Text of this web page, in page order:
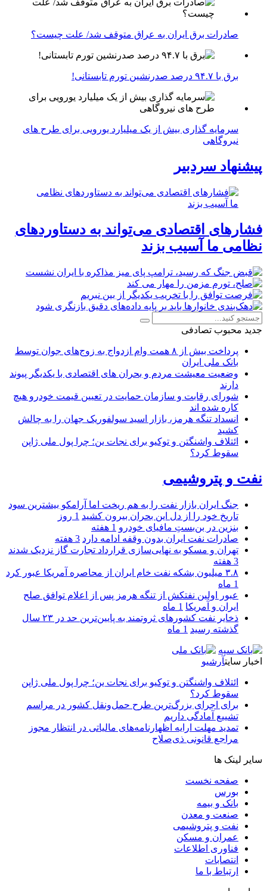
صادرات برق ایران به عراق متوقف شد/ علت چیست؟
برق با ۹۴.۷ درصد صدرنشین تورم تابستانی!
سرمایه گذاری بیش از یک میلیارد یورویی برای طرح های
نیروگاهی
پیشنهاد سردبیر
فشارهای اقتصادی می‌تواند به دستاوردهای
نظامی ما آسیب بزند
جدید محبوب تصادفی
پرداخت بیش از ۸ همت وام ازدواج به زوج‌های جوان توسط
بانک ملی ایران
وضعیت معیشت مردم و بحران های اقتصادی با یکدیگر پیوند
دارند
شورای رقابت و سازمان حمایت در تعیین قیمت خودرو هیچ
کاره شده اند
انسداد تنگه هرمز، بازار اسید سولفوریک جهان را به چالش
کشید
ائتلاف واشنگتن و توکیو برای نجات ین؛ چرا پول ملی ژاپن
سقوط کرد؟
نفت و پتروشیمی
جنگ ایران بازار نفت را به هم ریخت اما آرامکو بیشترین سود
تاریخ خود را از دل این بحران بیرون کشید 1 روز
بنزین در بن‌بستِ مافیای خودرو 1 هفته
صادرات نفت ایران بدون وقفه ادامه دارد 3 هفته
تهران و مسکو به نهایی‌سازی قرارداد تجارت گاز نزدیک شدند
3 هفته
۳.۸ میلیون بشکه نفت خام ایران از محاصره آمریکا عبور کرد
1 ماه
عبور اولین نفتکش از تنگه هرمز پس از اعلام توافق صلح
ایران و آمریکا 1 ماه
ذخایر نفت کشورهای ثروتمند به پایین‌ترین حد در ۲۳ سال
گذشته رسید 1 ماه
اخبار سایتآرشیو
ائتلاف واشنگتن و توکیو برای نجات ین؛ چرا پول ملی ژاپن
سقوط کرد؟
برای اجرای بزرگ‌ترین طرح حمل‌ونقل کشور در مراسم
تشییع آمادگی داریم
تمدید مهلت ارایه اظهارنامه‌های مالیاتی در انتظار مجوز
مراجع قانونی ذی‌‏صلاح
سایر لینک ها
صفحه نخست
بورس
بانک و بیمه
صنعت و معدن
نفت و پتروشیمی
عمران و مسکن
فناوری اطلاعات
انتصابات
ارتباط با ما